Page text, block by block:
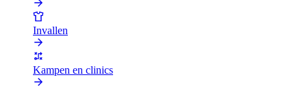
Invallen
Kampen en clinics